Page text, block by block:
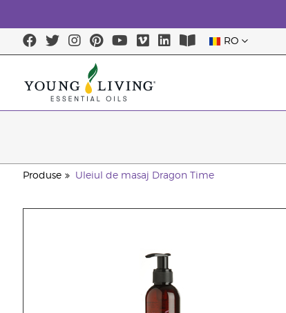
RO
Produse Uleiul de masaj Dragon Time